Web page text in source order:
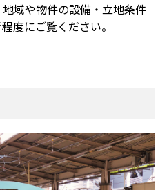
域や物件の設備・立地条件
度にご覧ください。